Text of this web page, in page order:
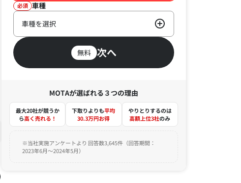
必須 車種
車種を選択
無料 次へ
MOTAが選ばれる３つの理由
最大20社が競うか
ら高く売れる！
下取りよりも平均
30.3万円お得
やりとりするのは
高額上位3社のみ
※当社実施アンケートより 回答数3,645件（回答期間：
2023年6月～2024年5月）